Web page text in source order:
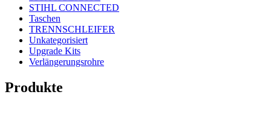
STIHL CONNECTED
Taschen
TRENNSCHLEIFER
Unkategorisiert
Upgrade Kits
Verlängerungsrohre
Produkte